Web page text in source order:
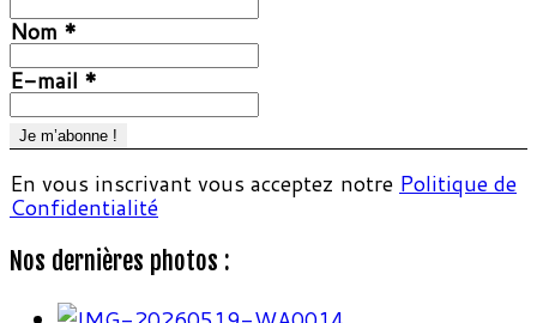
Nom *
E-mail *
En vous inscrivant vous acceptez notre Politique de
Confidentialité
Nos dernières photos :